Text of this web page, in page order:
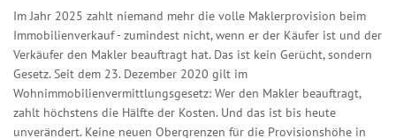
Im Jahr 2025 zahlt niemand mehr die volle Maklerprovision beim
Immobilienverkauf - zumindest nicht, wenn er der Käufer ist und der
Verkäufer den Makler beauftragt hat. Das ist kein Gerücht, sondern
Gesetz. Seit dem 23. Dezember 2020 gilt im
Wohnimmobilienvermittlungsgesetz: Wer den Makler beauftragt,
zahlt höchstens die Hälfte der Kosten. Und das ist bis heute
unverändert. Keine neuen Obergrenzen für die Provisionshöhe in